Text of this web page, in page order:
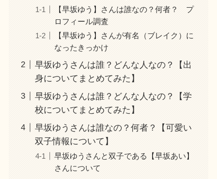
【早坂ゆう】さんは誰なの？何者？ プ
ロフィール調査
【早坂ゆう】さんが有名（ブレイク）に
なったきっかけ
早坂ゆうさんは誰？どんな人なの？【出
身についてまとめてみた】
早坂ゆうさんは誰？どんな人なの？【学
校についてまとめてみた】
早坂ゆうさんは誰なの？何者？【可愛い
双子情報について】
早坂ゆうさんと双子である【早坂あい】
さんについて